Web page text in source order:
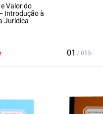
Valor do
Introdução à
Jurídica